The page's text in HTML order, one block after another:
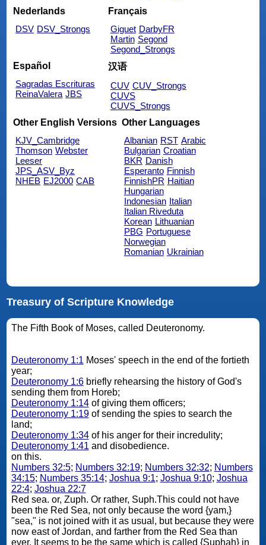
Nederlands
DSV DSV_Strongs
Français
Giguet DarbyFR
Martin Segond
Segond_Strongs
Español
Sagradas Escrituras
ReinaValera JBS
汉语
CUV CUV_Strongs
CUVS
CUVS_Strongs
Other English Versions
KJV_Cambridge
Thomson Webster
Leeser
JPS_ASV_Byz
NHEB EJ2000 CAB
Other Languages
Albanian RST Arabic
Bulgarian Croatian
BKR Danish
Esperanto Finnish
FinnishPR Haitian
Hungarian
Indonesian Italian
Italian Riveduta
Korean Lithuanian
PBG Portuguese
Norwegian
Romanian Ukrainian
Treasury of Scripture Knowledge
The Fifth Book of Moses, called Deuteronomy.
Deuteronomy 1:1 Moses' speech in the end of the fortieth
year;
Deuteronomy 1:6briefly rehearsing the history of God's
sending them from Horeb;
Deuteronomy 1:14of giving them officers;
Deuteronomy 1:19of sending the spies to search the
land;
Deuteronomy 1:34of his anger for their incredulity;
Deuteronomy 1:41 and disobedience.
on this.
Numbers 32:5; Numbers 32:19; Numbers 32:32; Numbers
34:15; Numbers 35:14; Joshua 9:1; Joshua 9:10; Joshua
22:4; Joshua 22:7
Red sea. or, Zuph. Or rather, Suph.This could not have
been the Red Sea, not only because the word {yam,}
"sea," is not joined with it as usual, but because they were
now east of Jordan, and farther from the Red Sea than
ever. It seems to be the same which is called {Suphah} in